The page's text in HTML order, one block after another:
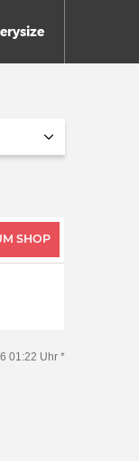
SHOP
01:22 Uhr *